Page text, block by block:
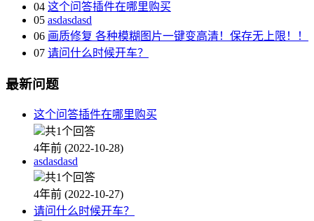
04 这个问答插件在哪里购买
05 asdasdasd
06 画质修复 各种模糊图片一键变高清！保存无上限！！
07 请问什么时候开车？
最新问题
这个问答插件在哪里购买
共1个回答
4年前 (2022-10-28)
asdasdasd
共1个回答
4年前 (2022-10-27)
请问什么时候开车？